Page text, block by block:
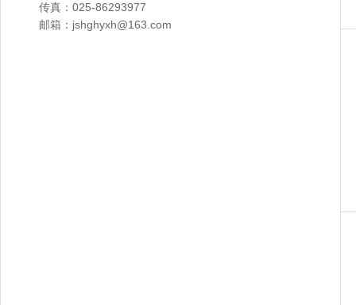
传真：025-86293977
邮箱：jshghyxh@163.com